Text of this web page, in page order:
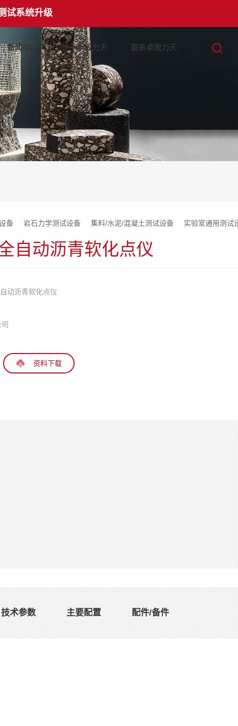
试系统升级
新闻中心 关于卓致力天 联系卓致力天
备 岩石力学测试设备 集料/水泥/混凝土测试设备 实验室通用测试
自动沥青软化点仪
动沥青软化点仪
资料下载
技术参数 主要配置 配件/备件